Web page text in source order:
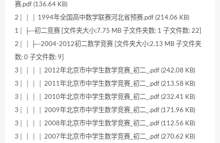
赛.pdf (136.64 KB)
2│ │ │ 1994年全国高中数学联赛河北省预赛.pdf (214.06 KB)
1│ ├─初二竞赛 [文件夹大小:7.75 MB 子文件夹数: 1 子文件数: 22]
2│ │ ├─2004-2012初二数学竞赛 [文件夹大小:2.13 MB 子文件夹
数: 0 子文件数: 9]
3│ │ │ │ 2012年北京市中学生数学竞赛_初二_.pdf (242.08 KB)
3│ │ │ │ 2011年北京市中学生数学竞赛_初二_.pdf (213.58 KB)
3│ │ │ │ 2010年北京市中学生数学竞赛_初二_.pdf (232.41 KB)
3│ │ │ │ 2009年北京市中学生数学竞赛_初二_.pdf (171.96 KB)
3│ │ │ │ 2008年北京市中学生数学竞赛_初二_.pdf (112.56 KB)
3│ │ │ │ 2007年北京市中学生数学竞赛_初二_.pdf (270.62 KB)